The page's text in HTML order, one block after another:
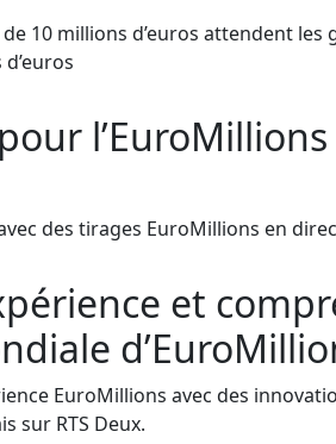
10 millions d’euros attendent les
des tirages EuroMillions en
et
EuroMillions avec des
sur RTS Deux.